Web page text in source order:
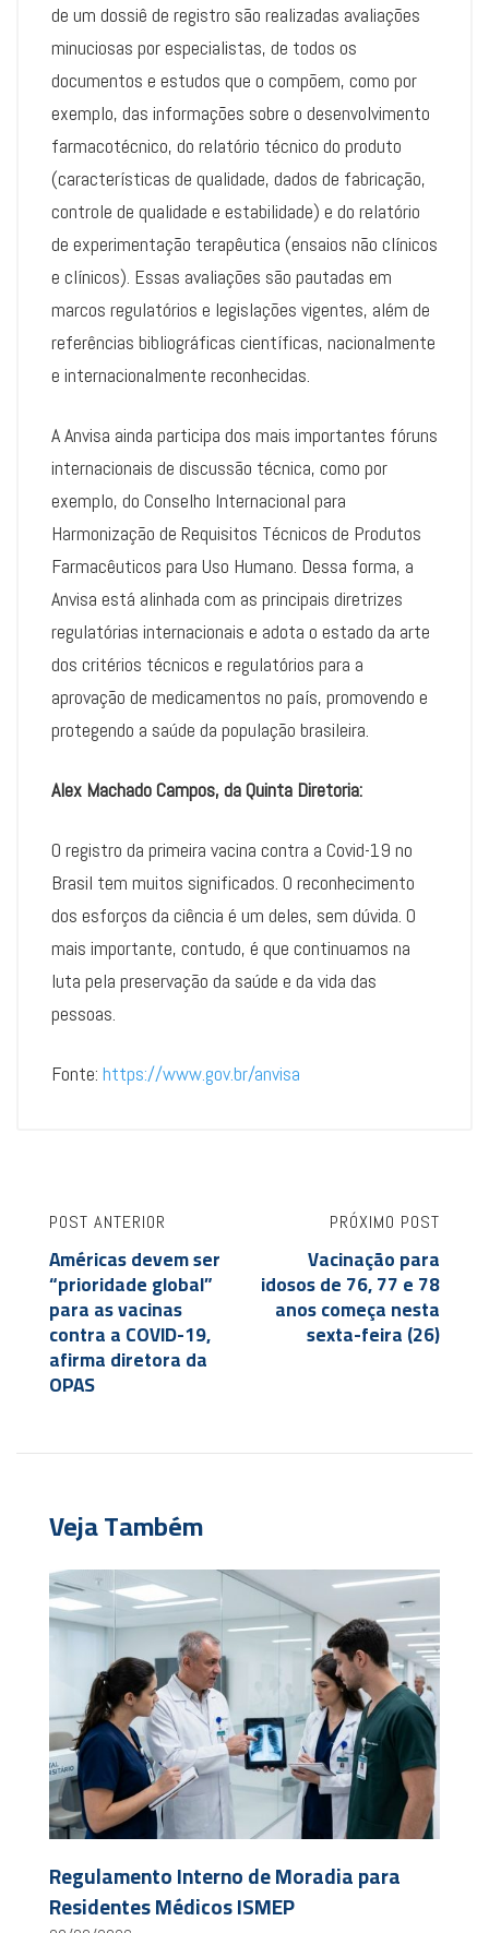
de um dossiê de registro são realizadas avaliações
minuciosas por especialistas, de todos os
documentos e estudos que o compõem, como por
exemplo, das informações sobre o desenvolvimento
farmacotécnico, do relatório técnico do produto
(características de qualidade, dados de fabricação,
controle de qualidade e estabilidade) e do relatório
de experimentação terapêutica (ensaios não clínicos
e clínicos). Essas avaliações são pautadas em
marcos regulatórios e legislações vigentes, além de
referências bibliográficas científicas, nacionalmente
e internacionalmente reconhecidas.
A Anvisa ainda participa dos mais importantes fóruns
internacionais de discussão técnica, como por
exemplo, do Conselho Internacional para
Harmonização de Requisitos Técnicos de Produtos
Farmacêuticos para Uso Humano. Dessa forma, a
Anvisa está alinhada com as principais diretrizes
regulatórias internacionais e adota o estado da arte
dos critérios técnicos e regulatórios para a
aprovação de medicamentos no país, promovendo e
protegendo a saúde da população brasileira.
Alex Machado Campos, da Quinta Diretoria:
O registro da primeira vacina contra a Covid-19 no
Brasil tem muitos significados. O reconhecimento
dos esforços da ciência é um deles, sem dúvida. O
mais importante, contudo, é que continuamos na
luta pela preservação da saúde e da vida das
pessoas.
Fonte: https://www.gov.br/anvisa
POST ANTERIOR
Américas devem ser
“prioridade global”
para as vacinas
contra a COVID-19,
afirma diretora da
OPAS
PRÓXIMO POST
Vacinação para
idosos de 76, 77 e 78
anos começa nesta
sexta-feira (26)
Veja Também
Regulamento Interno de Moradia para
Residentes Médicos ISMEP